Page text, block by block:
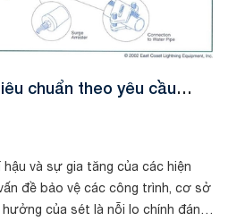
chuẩn theo yêu cầu
và sự gia tăng của các hiện
đề bảo vệ các công trình, cơ sở
của sét là nỗi lo chính đáng